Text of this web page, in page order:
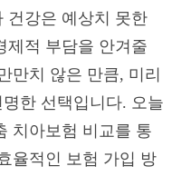
건강은 예상치 못한
제적 부담을 안겨줄
만치 않은 만큼, 미리
한 선택입니다. 오늘
치아보험 비교를 통
율적인 보험 가입 방